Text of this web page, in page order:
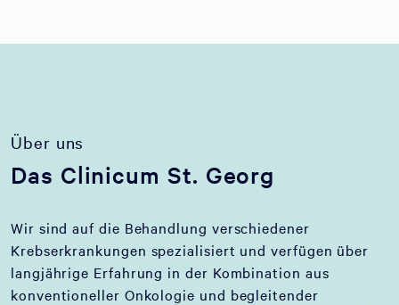
Über uns
Das Clinicum St. Georg
Wir sind auf die Behandlung verschiedener
Krebserkrankungen spezialisiert und verfügen über
langjährige Erfahrung in der Kombination aus
konventioneller Onkologie und begleitender